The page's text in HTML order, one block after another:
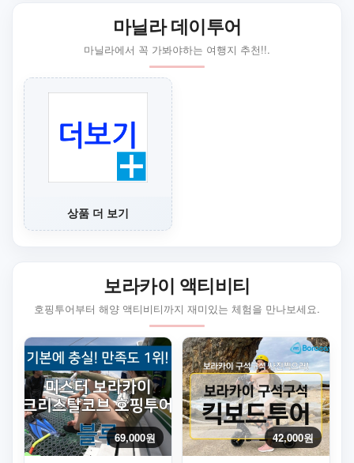
마닐라 데이투어
마닐라에서 꼭 가봐야하는 여행지 추천!!.
상품 더 보기
보라카이 액티비티
호핑투어부터 해양 액티비티까지 재미있는 체험을 만나보세요.
69,000원 42,000원